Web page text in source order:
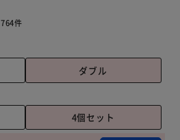
764件
ダブル
4個セット